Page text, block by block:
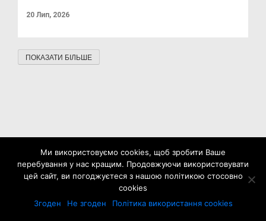
20 Лип, 2026
ПОКАЗАТИ БІЛЬШЕ
Ми використовуємо cookies, щоб зробити Ваше
перебування у нас кращим. Продовжуючи використовувати
цей сайт, ви погоджуєтеся з нашою політикою стосовно
cookies
Згоден
Не згоден Політика використання cookies